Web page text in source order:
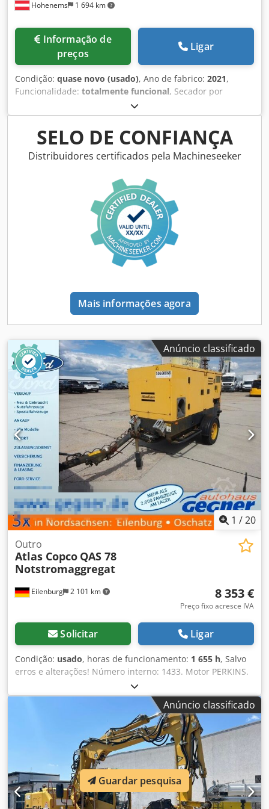
Hohenems 1 694 km
preços
Ligar
Condição: quase novo (usado), Ano de fabrico: 2021,
Funcionalidade: totalmente funcional, Secador por
refrigeração Atlas Copco FD310 usado Cjdpfxezkvbps An
Tsrf 6,48 m3/min 14 bar Ano de fabricação: 2021
SELO DE CONFIANÇA
Distribuidores certificados pela Machineseeker
Mais informações agora
Anúncio classificado
1 /20
Eilenburg 2 101 km
Outro
Atlas Copco QAS 78
Notstromaggregat
8 353 €
Preço fixo acresce IVA
Solicitar Ligar
Condição: usado, horas de funcionamento: 1 655 h, Salvo
erros e alterações! Número interno: 1433. Motor PERKINS.
O veículo não foi reparado/recondicionado! Entrega em
todo o país possível mediante um custo adicional. Salvo
erros e alterações. Teremos todo o prazer em aceitar o seu
veículo como parte do pagamento. Financiamento/leasing
também possível sem entrada inicial! Tem mais alguma
questão? Teremos todo o prazer em ajudá-lo! Credpfozp
Anúncio classificado
Guardar pesquisa